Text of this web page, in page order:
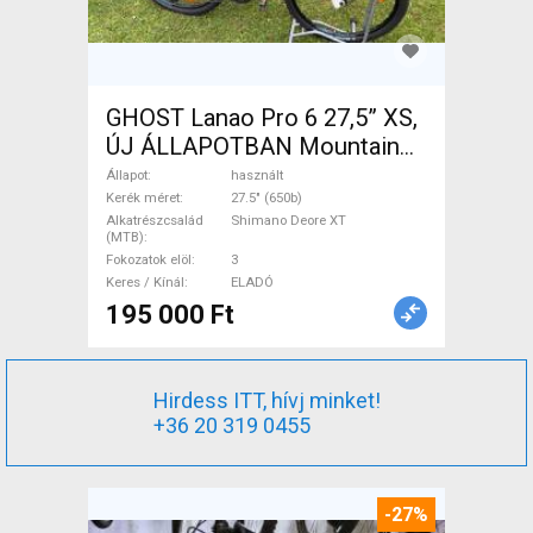
GHOST Lanao Pro 6 27,5” XS,
ÚJ ÁLLAPOTBAN Mountain
Bike 27.5" (650b) merev
Shimano Deore XT használt
ELADÓ
Állapot
használt
Kerék méret
27.5" (650b)
Alkatrészcsalád
(MTB)
Shimano Deore XT
Fokozatok elöl
3
Keres / Kínál
ELADÓ
195 000 Ft
Hirdess ITT, hívj minket!
+36 20 319 0455
-27%